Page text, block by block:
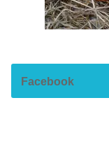
Facebook